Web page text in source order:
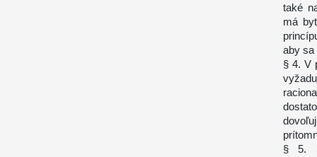
také
má
aby sa
§ 4. V
§ 5.